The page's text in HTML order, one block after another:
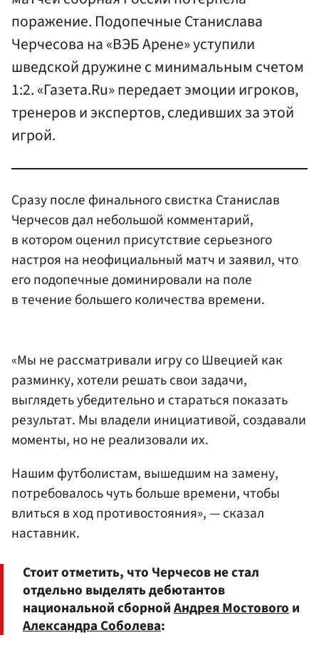
поражение. Подопечные Станислава
Черчесова на «ВЭБ Арене» уступили
шведской дружине с минимальным счетом
1:2. «Газета.Ru» передает эмоции игроков,
тренеров и экспертов, следивших за этой
игрой.
Сразу после финального свистка Станислав
Черчесов дал небольшой комментарий,
в котором оценил присутствие серьезного
настроя на неофициальный матч и заявил, что
его подопечные доминировали на поле
в течение большего количества времени.
«Мы не рассматривали игру со Швецией как
разминку, хотели решать свои задачи,
выглядеть убедительно и стараться показать
результат. Мы владели инициативой, создавали
моменты, но не реализовали их.
Нашим футболистам, вышедшим на замену,
потребовалось чуть больше времени, чтобы
влиться в ход противостояния», — сказал
наставник.
Стоит отметить, что Черчесов не стал
отдельно выделять дебютантов
национальной сборнойАндрея Мостовогои
Александра Соболева: